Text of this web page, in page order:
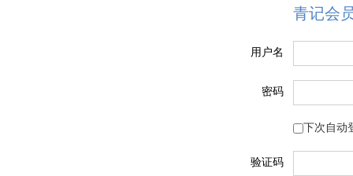
青记会
用户名
密码
下次自动
验证码